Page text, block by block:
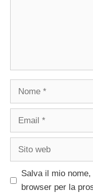
Nome
Email
Sito
Salva il mio
browser per la